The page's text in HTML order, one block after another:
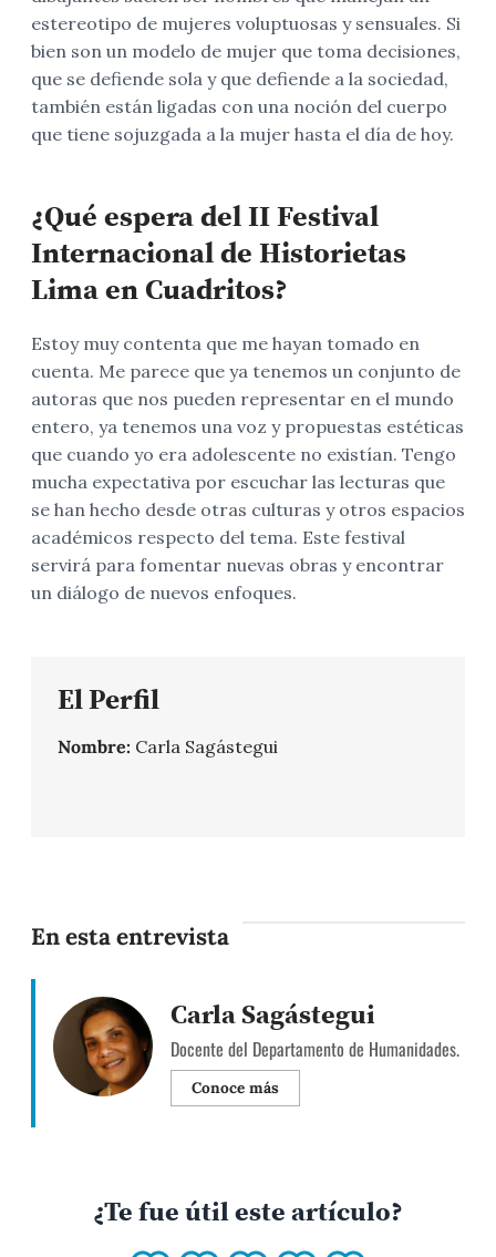
estereotipo de mujeres voluptuosas y sensuales. Si
bien son un modelo de mujer que toma decisiones,
que se defiende sola y que defiende a la sociedad,
también están ligadas con una noción del cuerpo
que tiene sojuzgada a la mujer hasta el día de hoy.
¿Qué espera del II Festival
Internacional de Historietas
Lima en Cuadritos?
Estoy muy contenta que me hayan tomado en
cuenta. Me parece que ya tenemos un conjunto de
autoras que nos pueden representar en el mundo
entero, ya tenemos una voz y propuestas estéticas
que cuando yo era adolescente no existían. Tengo
mucha expectativa por escuchar las lecturas que
se han hecho desde otras culturas y otros espacios
académicos respecto del tema. Este festival
servirá para fomentar nuevas obras y encontrar
un diálogo de nuevos enfoques.
El Perfil
Nombre: Carla Sagástegui
En esta entrevista
Carla Sagástegui
Docente del Departamento de Humanidades.
Conoce más
¿Te fue útil este artículo?